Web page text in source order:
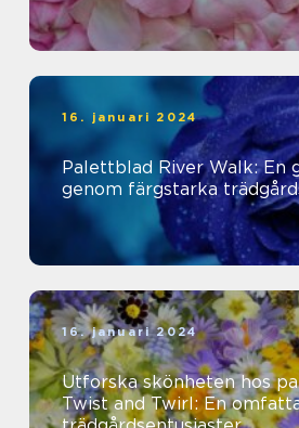
16. januari 2024
Palettblad River Walk: En
genom färgstarka
16. januari 2024
Utforska skönheten hos
Twist and Twirl: En